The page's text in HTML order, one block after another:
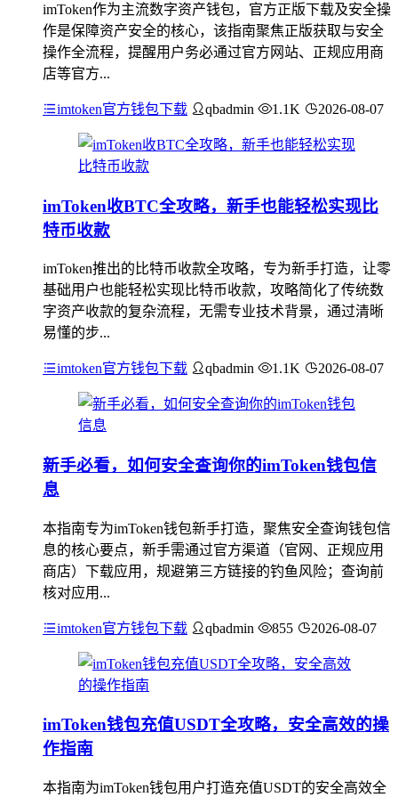
imToken作为主流数字资产钱包，官方正版下载及安全操
作是保障资产安全的核心，该指南聚焦正版获取与安全
操作全流程，提醒用户务必通过官方网站、正规应用商
店等官方...
imtoken官方钱包下载 qbadmin 1.1K 2026-08-07
imToken收BTC全攻略，新手也能轻松实现比
特币收款
imToken推出的比特币收款全攻略，专为新手打造，让零
基础用户也能轻松实现比特币收款，攻略简化了传统数
字资产收款的复杂流程，无需专业技术背景，通过清晰
易懂的步...
imtoken官方钱包下载 qbadmin 1.1K 2026-08-07
新手必看，如何安全查询你的imToken钱包信
息
本指南专为imToken钱包新手打造，聚焦安全查询钱包信
息的核心要点，新手需通过官方渠道（官网、正规应用
商店）下载应用，规避第三方链接的钓鱼风险；查询前
核对应用...
imtoken官方钱包下载 qbadmin 855 2026-08-07
imToken钱包充值USDT全攻略，安全高效的操
作指南
本指南为imToken钱包用户打造充值USDT的安全高效全